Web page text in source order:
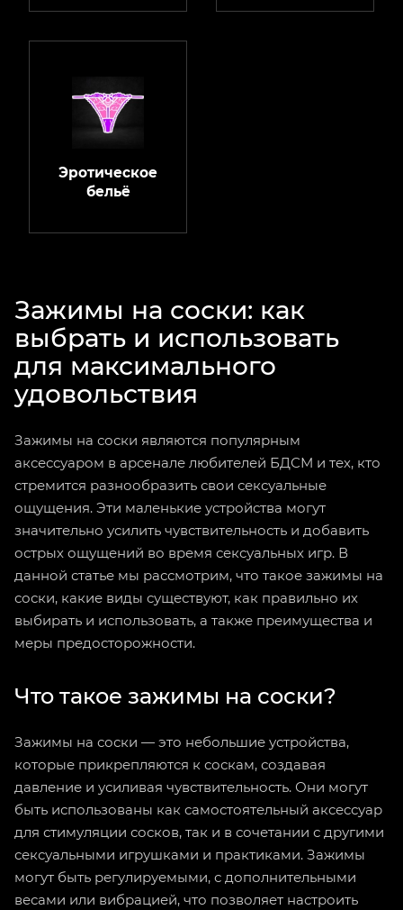
Эротическое
бельё
Зажимы на соски: как
выбрать и использовать
для максимального
удовольствия
Зажимы на соски являются популярным
аксессуаром в арсенале любителей БДСМ и тех, кто
стремится разнообразить свои сексуальные
ощущения. Эти маленькие устройства могут
значительно усилить чувствительность и добавить
острых ощущений во время сексуальных игр. В
данной статье мы рассмотрим, что такое зажимы на
соски, какие виды существуют, как правильно их
выбирать и использовать, а также преимущества и
меры предосторожности.
Что такое зажимы на соски?
Зажимы на соски — это небольшие устройства,
которые прикрепляются к соскам, создавая
давление и усиливая чувствительность. Они могут
быть использованы как самостоятельный аксессуар
для стимуляции сосков, так и в сочетании с другими
сексуальными игрушками и практиками. Зажимы
могут быть регулируемыми, с дополнительными
весами или вибрацией, что позволяет настроить